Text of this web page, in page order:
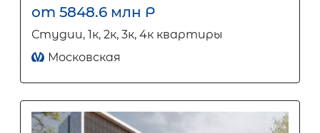
от 5848.6 млн Р
Студии, 1к, 2к, 3к, 4к квартиры
Московская